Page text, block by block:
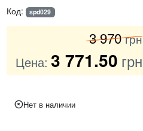
Код: spd029
3 970 грн
Цена: 3 771.50 грн
Нет в наличии